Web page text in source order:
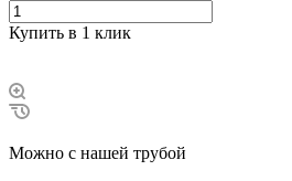
Купить в 1 клик
Можно с нашей трубой